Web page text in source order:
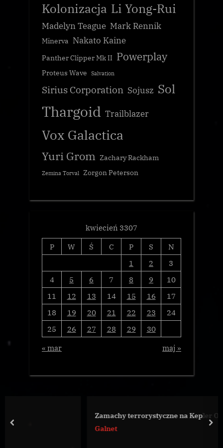
Kolonizacja Li Yong-Rui
Madelyn Teague Mark Rennik
Minerva Nakato Kaine
Panther Clipper Mk II Powerplay
Proteus Wave Salvation
Sirius Corporation Sojusz Sol
Thargoid Trailblazer
Vox Galactica
Yuri Grom Zachary Rackham
Zemina Torval Zorgon Peterson
kwiecień 3307
P
W Ś C P S
N
1
2
3
4
5 6 7 8 9
10
11
12 13 14 15 16
17
18
19 20 21 22 23
24
25
26 27 28 29
30
« mar
maj »
Zamachy terrorystyczne na Kepler Orbital
prev